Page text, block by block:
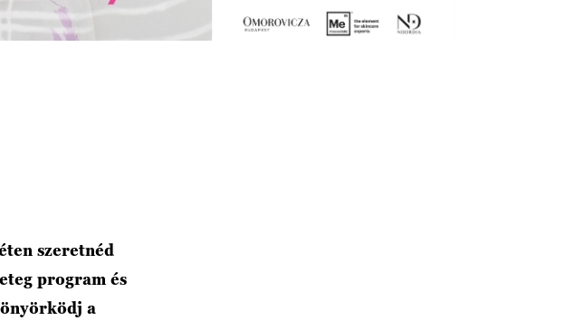
szeretnéd
program és
a